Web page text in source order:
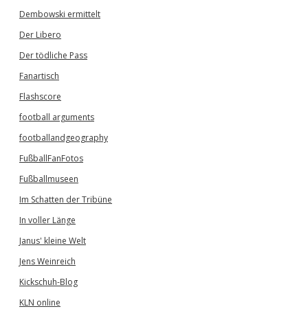
Dembowski ermittelt
Der Libero
Der tödliche Pass
Fanartisch
Flashscore
football arguments
footballandgeography
FußballFanFotos
Fußballmuseen
Im Schatten der Tribüne
In voller Länge
Janus' kleine Welt
Jens Weinreich
Kickschuh-Blog
KLN online